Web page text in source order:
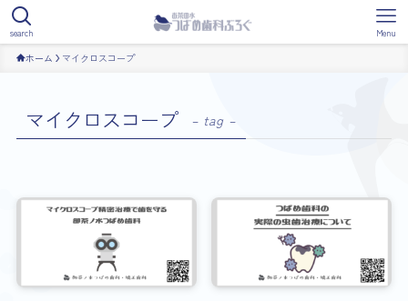
search Menu
ホーム マイクロスコープ
マイクロスコープ – tag –